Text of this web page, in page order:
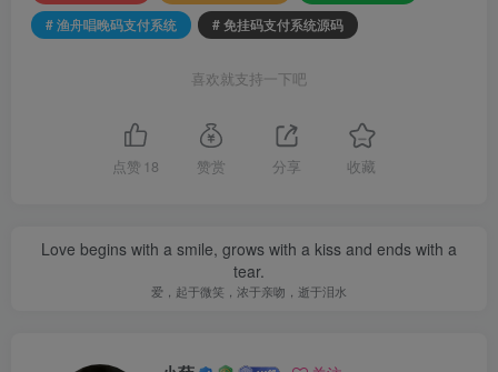
# 渔舟唱晚码支付系统
# 免挂码支付系统源码
喜欢就支持一下吧
点赞 18 赞赏 分享 收藏
Love begins with a smile, grows with a kiss and ends with a
tear.
爱，起于微笑，浓于亲吻，逝于泪水